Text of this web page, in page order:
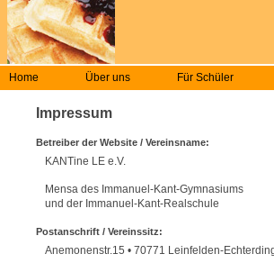
Home Über uns Für Schüler
Impressum
Betreiber der Website / Vereinsname:
KANTine LE e.V.
Mensa des Immanuel-Kant-Gymnasiums
und der Immanuel-Kant-Realschule
Postanschrift / Vereinssitz:
Anemonenstr.15 • 70771 Leinfelden-